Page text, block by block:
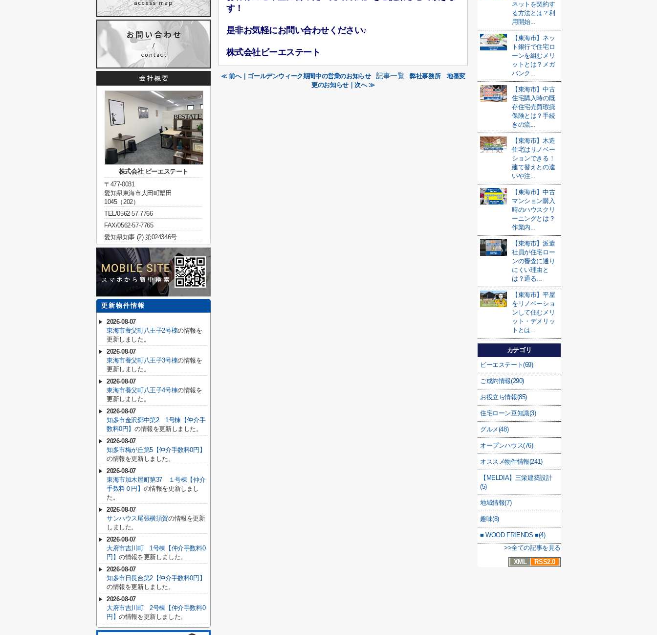
す！
是非お気軽にお問い合わせください♪
株式会社ビーエステート
≪ 前へ｜ゴールデンウィーク期間中の営業のお知らせ 記事一覧
弊社事務所 地番変
更のお知らせ｜次へ ≫
ネットを契約す
る方法とは？利
用開始...
【東海市】ネッ
ト銀行で住宅ロ
ーンを組むメリ
ットとは？メガ
バンク...
【東海市】中古
住宅購入時の既
存住宅売買瑕疵
保険とは？手続
きの流...
【東海市】木造
住宅はリノベー
ションできる！
建て替えとの違
いや注...
【東海市】中古
マンション購入
時のハウスクリ
ーニングとは？
作業内...
【東海市】派遣
社員が住宅ロー
ンの審査に通り
にくい理由と
は？通る...
【東海市】平屋
をリノベーショ
ンして住むメリ
ット・デメリッ
トとは...
カテゴリ
ビーエステート(69)
ご成約情報(290)
お役立ち情報(85)
住宅ローン豆知識(3)
グルメ(48)
オープンハウス(76)
オススメ物件情報(241)
【MELDIA】三栄建築設計
(5)
地域情報(7)
趣味(8)
■ WOOD FRIENDS ■(4)
>>全ての記事を見る
XML
RSS2.0
株式会社 ビーエステート
〒477-0031
愛知県東海市大田町蟹田
1045（202）
TEL/0562-57-7766
FAX/0562-57-7765
愛知県知事 (2) 第024346号
更新物件情報
2026-08-07
東海市養父町八王子2号棟の情報を
更新しました。
2026-08-07
東海市養父町八王子3号棟の情報を
更新しました。
2026-08-07
東海市養父町八王子4号棟の情報を
更新しました。
2026-08-07
知多市金沢郷中第2 1号棟【仲介手
数料0円】の情報を更新しました。
2026-08-07
知多市梅が丘第5【仲介手数料0円】
の情報を更新しました。
2026-08-07
東海市加木屋町第37 １号棟【仲介
手数料０円】 の情報を更新しまし
た。
2026-08-07
サンハウス尾張横須賀の情報を更新
しました。
2026-08-07
大府市吉川町 1号棟【仲介手数料0
円】の情報を更新しました。
2026-08-07
知多市日長台第2【仲介手数料0円】
の情報を更新しました。
2026-08-07
大府市吉川町 2号棟【仲介手数料0
円】の情報を更新しました。